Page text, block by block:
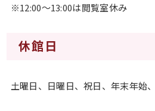
※12:00～13:00は閲覧室休み
休館日
土曜日、日曜日、祝日、年末年始